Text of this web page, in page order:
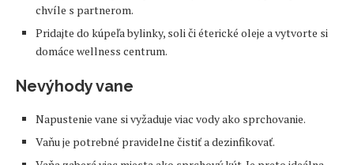
chvíle s partnerom.
Pridajte do kúpeľa bylinky, soli či éterické oleje a vytvorte si
domáce wellness centrum.
Nevýhody vane
Napustenie vane si vyžaduje viac vody ako sprchovanie.
Vaňu je potrebné pravidelne čistiť a dezinfikovať.